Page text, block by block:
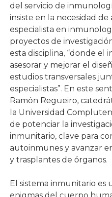
del servicio de
insiste en la necesidad
especialista en
proyectos de
esta disciplina, “donde
asesorar y mejorar el
estudios transversales
especialistas”. En este
Ramón Regueiro,
la Universidad
de potenciar la
inmunitario, clave para
autoinmunes y avanzar
y trasplantes de órganos.
El sistema inmunitario es
enigmas del cuerpo